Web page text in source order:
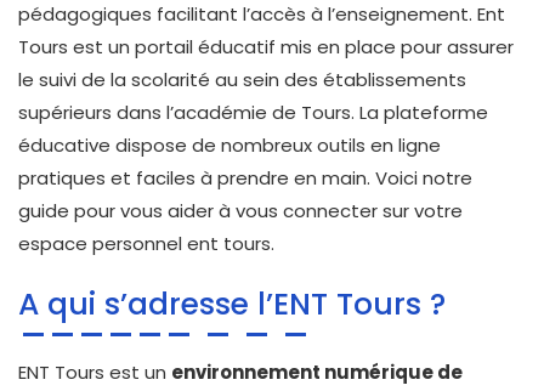
pédagogiques facilitant l’accès à l’enseignement. Ent
Tours est un portail éducatif mis en place pour assurer
le suivi de la scolarité au sein des établissements
supérieurs dans l’académie de Tours. La plateforme
éducative dispose de nombreux outils en ligne
pratiques et faciles à prendre en main. Voici notre
guide pour vous aider à vous connecter sur votre
espace personnel ent tours.
A qui s’adresse l’ENT Tours ?
ENT Tours est un environnement numérique de